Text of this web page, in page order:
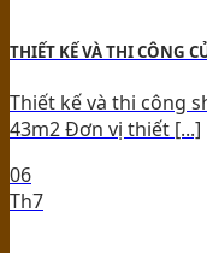
THIẾT KẾ VÀ THI CÔNG
Thiết kế và thi công
43m2 Đơn vị thiết [...]
06
Th7